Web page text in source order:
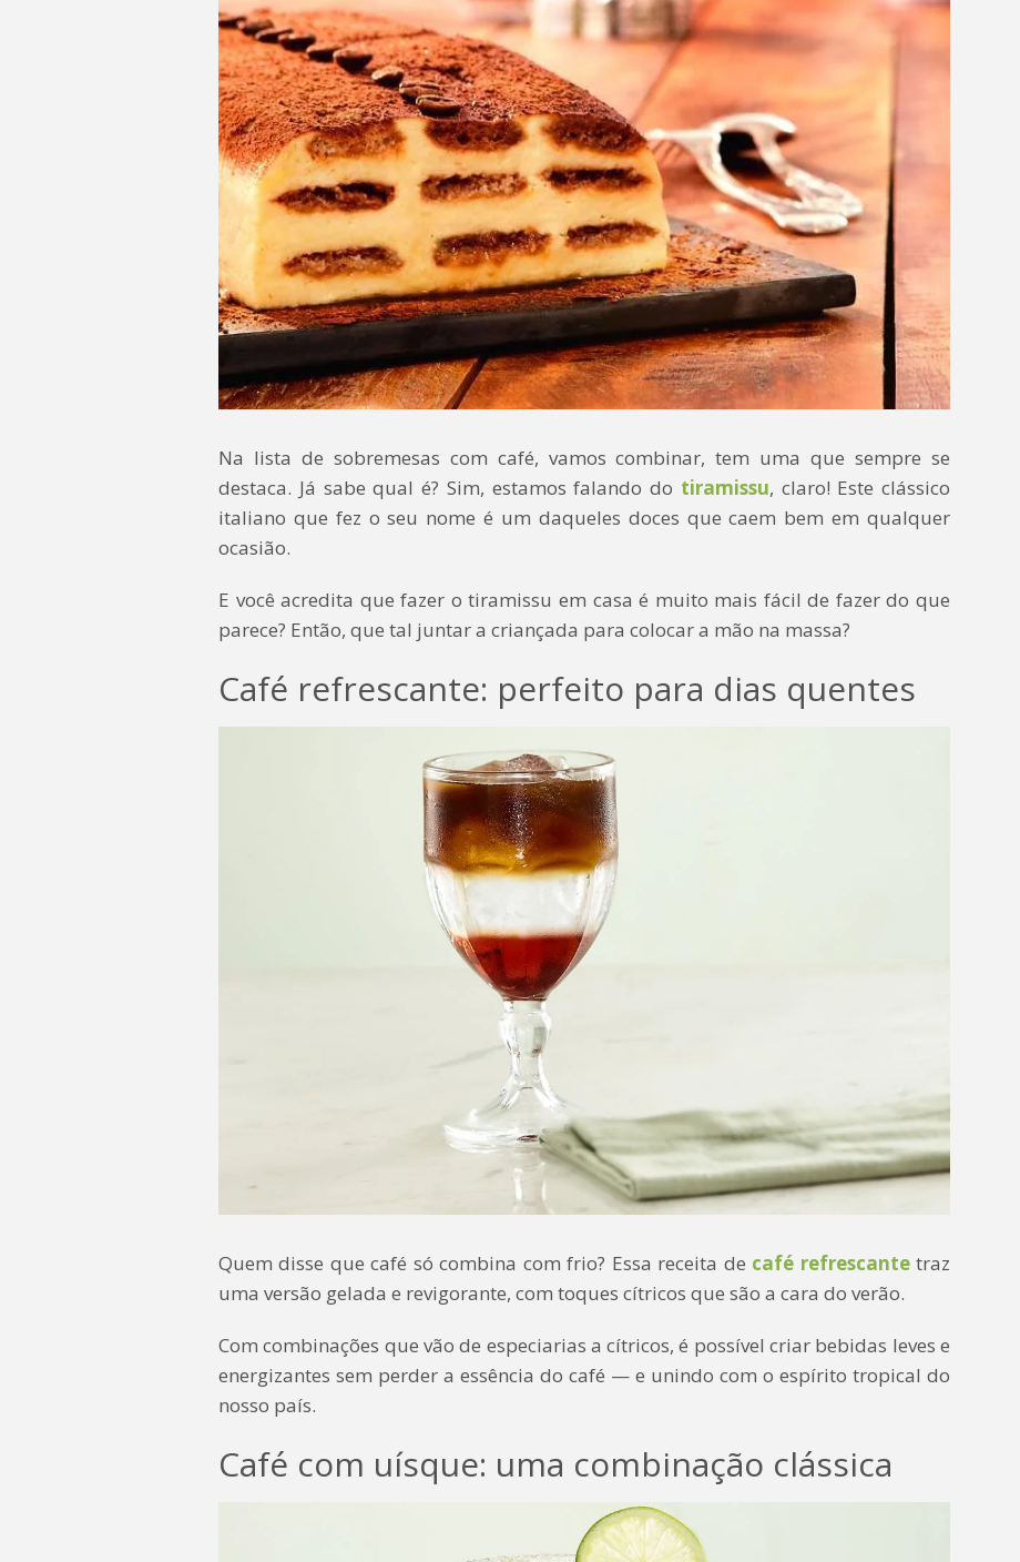
Na lista de sobremesas com café, vamos combinar, tem uma que sempre se
destaca. Já sabe qual é? Sim, estamos falando do tiramissu, claro! Este clássico
italiano que fez o seu nome é um daqueles doces que caem bem em qualquer
ocasião.
E você acredita que fazer o tiramissu em casa é muito mais fácil de fazer do que
parece? Então, que tal juntar a criançada para colocar a mão na massa?
Café refrescante: perfeito para dias quentes
Quem disse que café só combina com frio? Essa receita de café refrescantetraz
uma versão gelada e revigorante, com toques cítricos que são a cara do verão.
Com combinações que vão de especiarias a cítricos, é possível criar bebidas leves e
energizantes sem perder a essência do café — e unindo com o espírito tropical do
nosso país.
Café com uísque: uma combinação clássica